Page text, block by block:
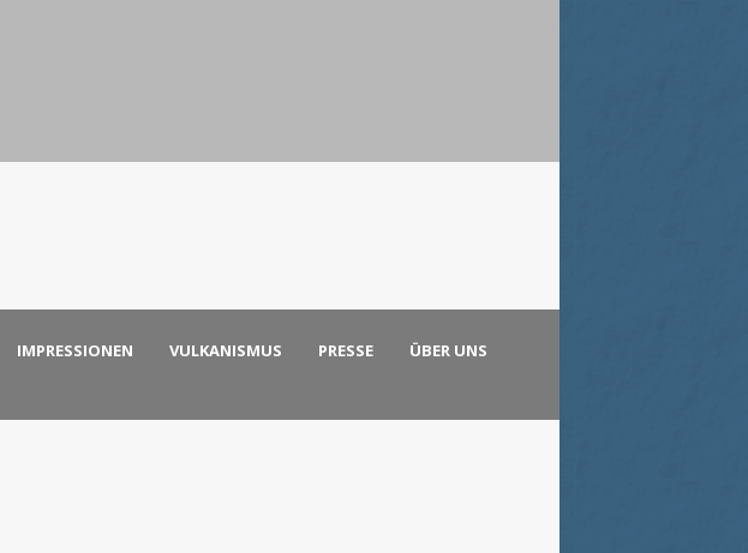
IMPRESSIONEN VULKANISMUS PRESSE ÜBER UNS